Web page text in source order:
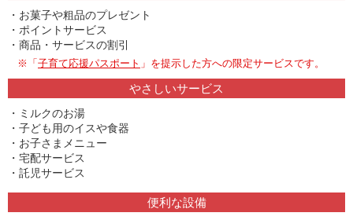
お菓子や粗品のプレゼント
ポイントサービス
商品・サービスの割引
※「 子育て応援パスポート 」を提示した方への限定サービスです。
やさしいサービス
ミルクのお湯
子ども用のイスや食器
お子さまメニュー
宅配サービス
託児サービス
便利な設備